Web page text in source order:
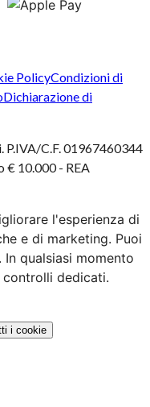
PolicyCondizioni di
Dichiarazione di
C.F. 01967460344
€ 10.000 - REA
l'esperienza di
e di marketing. Puoi
qualsiasi momento
dedicati.
i cookie